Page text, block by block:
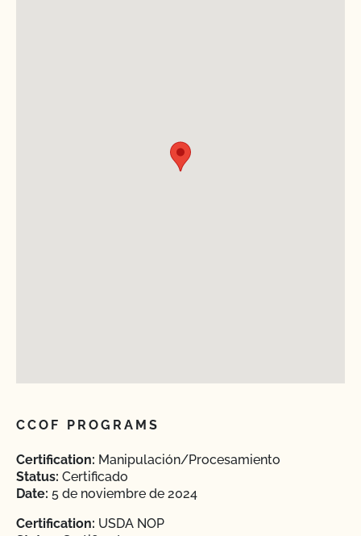
CCOF PROGRAMS
Certification: Manipulación/Procesamiento
Status: Certificado
Date: 5 de noviembre de 2024
Certification: USDA NOP